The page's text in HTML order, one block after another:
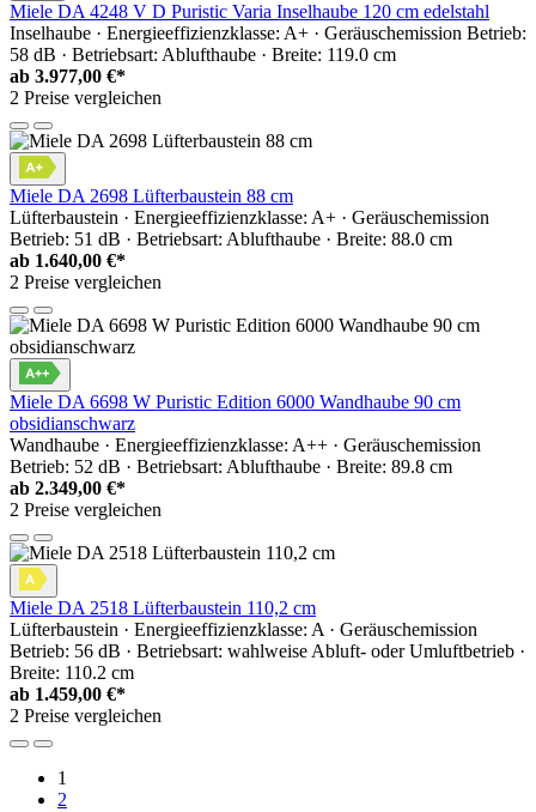
Miele DA 4248 V D Puristic Varia Inselhaube 120 cm edelstahl
Inselhaube · Energieeffizienzklasse: A+ · Geräuschemission Betrieb:
58 dB · Betriebsart: Ablufthaube · Breite: 119.0 cm
ab 3.977,00 €*
2 Preise vergleichen
Miele DA 2698 Lüfterbaustein 88 cm
Lüfterbaustein · Energieeffizienzklasse: A+ · Geräuschemission
Betrieb: 51 dB · Betriebsart: Ablufthaube · Breite: 88.0 cm
ab 1.640,00 €*
2 Preise vergleichen
Miele DA 6698 W Puristic Edition 6000 Wandhaube 90 cm
obsidianschwarz
Wandhaube · Energieeffizienzklasse: A++ · Geräuschemission
Betrieb: 52 dB · Betriebsart: Ablufthaube · Breite: 89.8 cm
ab 2.349,00 €*
2 Preise vergleichen
Miele DA 2518 Lüfterbaustein 110,2 cm
Lüfterbaustein · Energieeffizienzklasse: A · Geräuschemission
Betrieb: 56 dB · Betriebsart: wahlweise Abluft- oder Umluftbetrieb ·
Breite: 110.2 cm
ab 1.459,00 €*
2 Preise vergleichen
1
2